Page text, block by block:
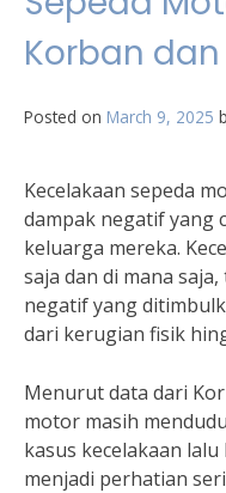
Korban
Posted on March 9, 2025
Kecelakaan sepeda
dampak negatif yang
keluarga mereka.
saja dan di mana
negatif yang
dari kerugian fisik
Menurut data dari
motor masih
kasus kecelakaan
menjadi perhatian